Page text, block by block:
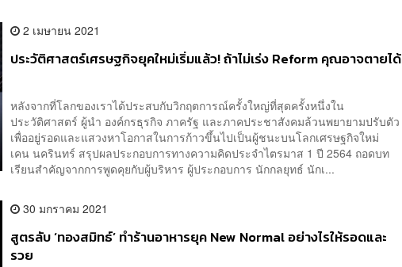
2 เมษายน 2021
ประวัติศาสตร์เศรษฐกิจยุคใหม่เริ่มแล้ว! ถ้าไม่เร่ง Reform คุณอาจตายได้
หลังจากที่โลกของเราได้ประสบกับวิกฤตการณ์ครั้งใหญ่ที่สุดครั้งหนึ่งใน
ประวัติศาสตร์ ผู้นำ องค์กรธุรกิจ ภาครัฐ และภาคประชาสังคมล้วนพยายามปรับตัว
เพื่ออยู่รอดและแสวงหาโอกาสในการก้าวขึ้นไปเป็นผู้ชนะบนโลกเศรษฐกิจใหม่
เคน นครินทร์ สรุปผลประกอบการทางความคิดประจำไตรมาส 1 ปี 2564 ถอดบท
เรียนสำคัญจากการพูดคุยกับผู้บริหาร ผู้ประกอบการ นักกลยุทธ์ นักเ...
30 มกราคม 2021
สูตรลับ ‘ทองสมิทธ์’ ทำร้านอาหารยุค New Normal อย่างไรให้รอดและ
รวย